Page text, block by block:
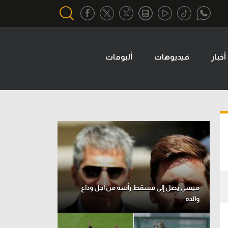
تحقيق في الجول
تقرير في الجول
تحليل في الجول
حكايات في الجول
كويز في الجول
فيديو في الجول
أخبار فيديوهات ألبومات
ميسي يصل إلى مسقط رأسه من أجل وداع
والده